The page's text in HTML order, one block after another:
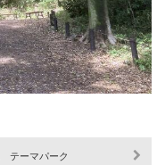
テーマパーク